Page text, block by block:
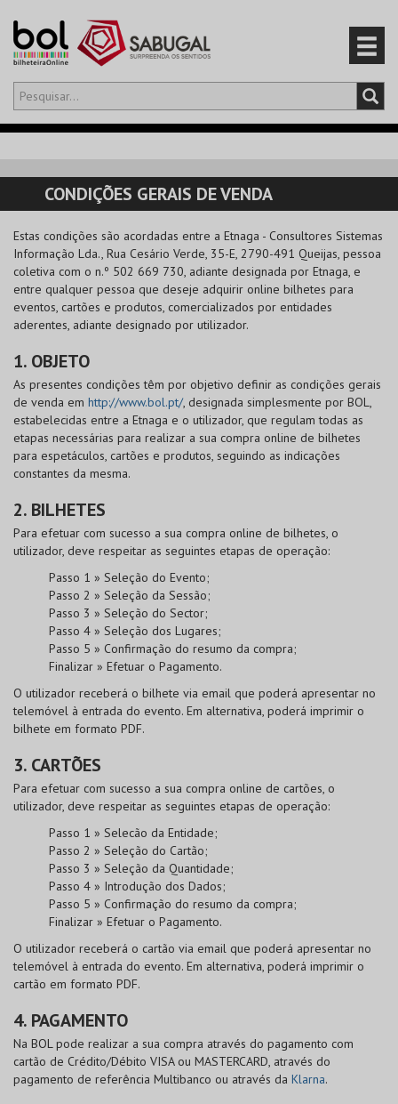
Olá,iniciar sessão
CARRINHO
EVENTOS
CARTÕES
PRODUTOS
CONDIÇÕES GERAIS DE VENDA
Estas condições são acordadas entre a Etnaga - Consultores Sistemas
Informação Lda., Rua Cesário Verde, 35-E, 2790-491 Queijas, pessoa
coletiva com o n.º 502 669 730, adiante designada por Etnaga, e
entre qualquer pessoa que deseje adquirir online bilhetes para
eventos, cartões e produtos, comercializados por entidades
aderentes, adiante designado por utilizador.
1. OBJETO
As presentes condições têm por objetivo definir as condições gerais
de venda em http://www.bol.pt/, designada simplesmente por BOL,
estabelecidas entre a Etnaga e o utilizador, que regulam todas as
etapas necessárias para realizar a sua compra online de bilhetes
para espetáculos, cartões e produtos, seguindo as indicações
constantes da mesma.
2. BILHETES
Para efetuar com sucesso a sua compra online de bilhetes, o
utilizador, deve respeitar as seguintes etapas de operação:
Passo 1 » Seleção do Evento;
Passo 2 » Seleção da Sessão;
Passo 3 » Seleção do Sector;
Passo 4 » Seleção dos Lugares;
Passo 5 » Confirmação do resumo da compra;
Finalizar » Efetuar o Pagamento.
O utilizador receberá o bilhete via email que poderá apresentar no
telemóvel à entrada do evento. Em alternativa, poderá imprimir o
bilhete em formato PDF.
3. CARTÕES
Para efetuar com sucesso a sua compra online de cartões, o
utilizador, deve respeitar as seguintes etapas de operação:
Passo 1 » Selecão da Entidade;
Passo 2 » Seleção do Cartão;
Passo 3 » Seleção da Quantidade;
Passo 4 » Introdução dos Dados;
Passo 5 » Confirmação do resumo da compra;
Finalizar » Efetuar o Pagamento.
O utilizador receberá o cartão via email que poderá apresentar no
telemóvel à entrada do evento. Em alternativa, poderá imprimir o
cartão em formato PDF.
4. PAGAMENTO
Na BOLpode realizar a sua compra através do pagamento com
cartão de Crédito/Débito VISAou MASTERCARD, através do
pagamento de referência Multibanco ou através da Klarna.